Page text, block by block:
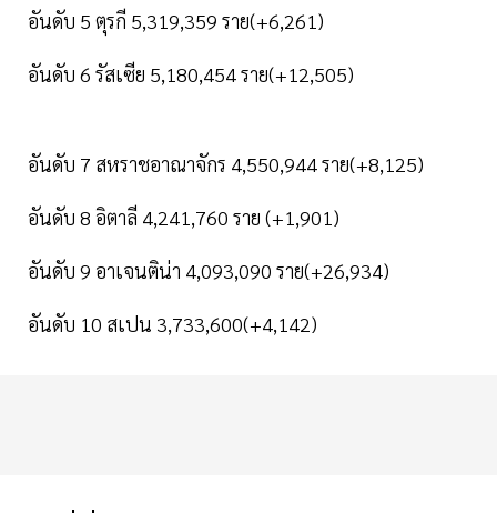
อันดับ 5 ตุรกี 5,319,359 ราย(+6,261)
อันดับ 6 รัสเซีย 5,180,454 ราย(+12,505)
อันดับ 7 สหราชอาณาจักร 4,550,944 ราย(+8,125)
อันดับ 8 อิตาลี 4,241,760 ราย (+1,901)
อันดับ 9 อาเจนติน่า 4,093,090 ราย(+26,934)
อันดับ 10 สเปน 3,733,600(+4,142)